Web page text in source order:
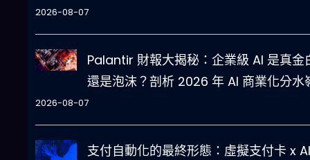
2026-08-07
Palantir 財報大揭秘：企業級 AI 是真金
還是泡沫？剖析 2026 年 AI 商業化分水
2026-08-07
支付自動化的最終形態：虛擬支付卡 x AI